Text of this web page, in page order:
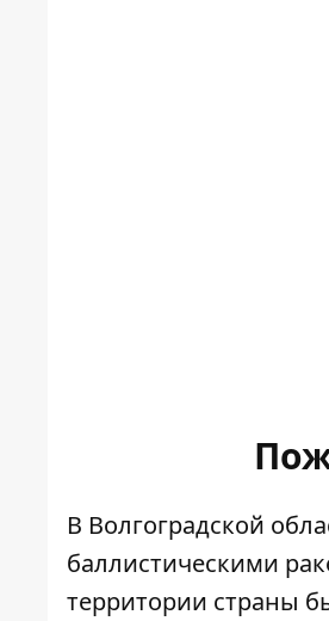
В Волгоградской
баллистическими
территории страны